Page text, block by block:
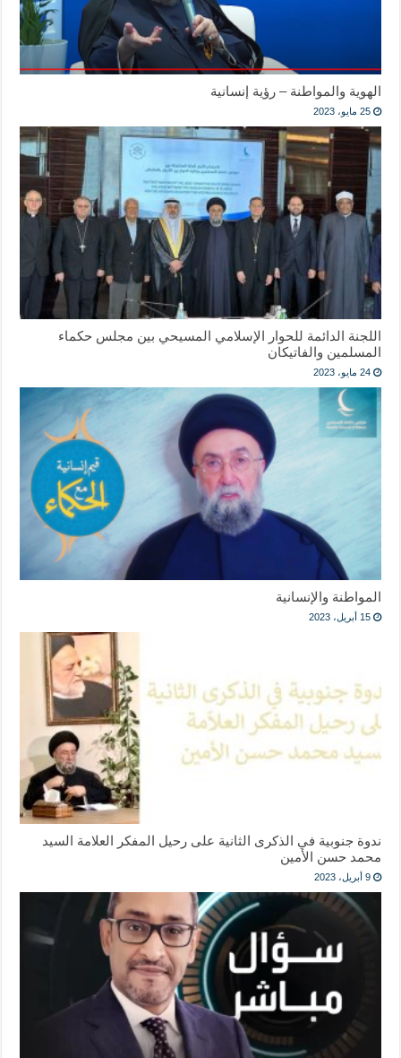
الهوية والمواطنة – رؤية إنسانية
25 مايو، 2023
اللجنة الدائمة للحوار الإسلامي المسيحي بين مجلس حكماء
المسلمين والفاتيكان
24 مايو، 2023
المواطنة والإنسانية
15 أبريل، 2023
ندوة جنوبية في الذكرى الثانية على رحيل المفكر العلامة السيد
محمد حسن الأمين
9 أبريل، 2023